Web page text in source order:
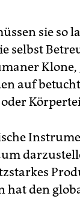
sie so
selbst
auf
hat den